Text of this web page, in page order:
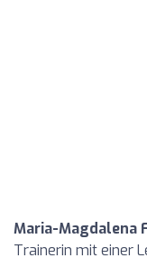
Maria-Magdalena
Trainerin mit einer